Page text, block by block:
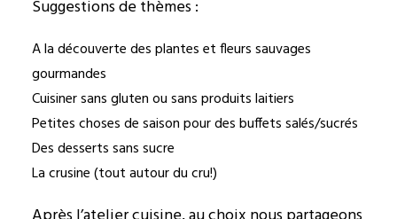
Suggestions de thèmes :
A la découverte des plantes et fleurs sauvages
gourmandes
Cuisiner sans gluten ou sans produits laitiers
Petites choses de saison pour des buffets salés/sucrés
Des desserts sans sucre
La crusine (tout autour du cru!)